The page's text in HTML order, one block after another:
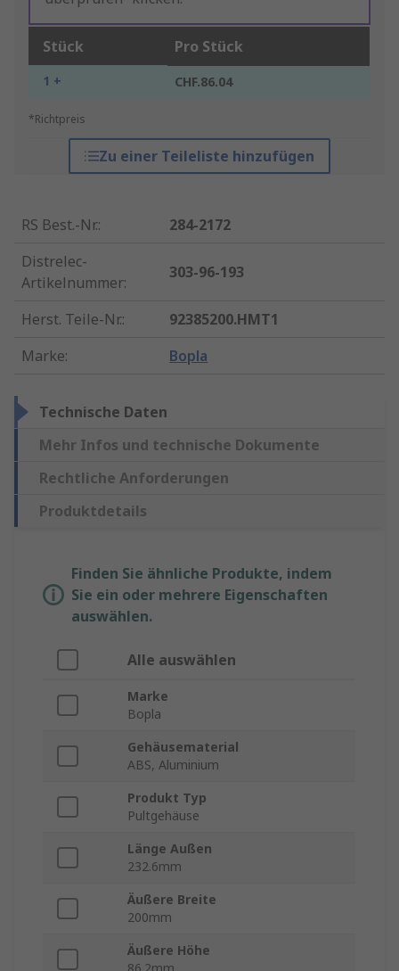
Stück Pro Stück
1 + CHF.86.04
*Richtpreis
Zu einer Teileliste hinzufügen
RS Best.-Nr.:
284-2172
Distrelec-
Artikelnummer:
303-96-193
Herst. Teile-Nr.:
92385200.HMT1
Marke: Bopla
Technische Daten
Mehr Infos und technische Dokumente
Rechtliche Anforderungen
Produktdetails
Finden Sie ähnliche Produkte, indem
Sie ein oder mehrere Eigenschaften
auswählen.
Alle auswählen
Marke
Bopla
Gehäusematerial
ABS, Aluminium
Produkt Typ
Pultgehäuse
Länge Außen
232.6mm
Äußere Breite
200mm
Äußere Höhe